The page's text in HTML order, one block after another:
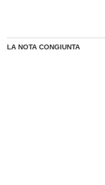
LA NOTA CONGIUNTA